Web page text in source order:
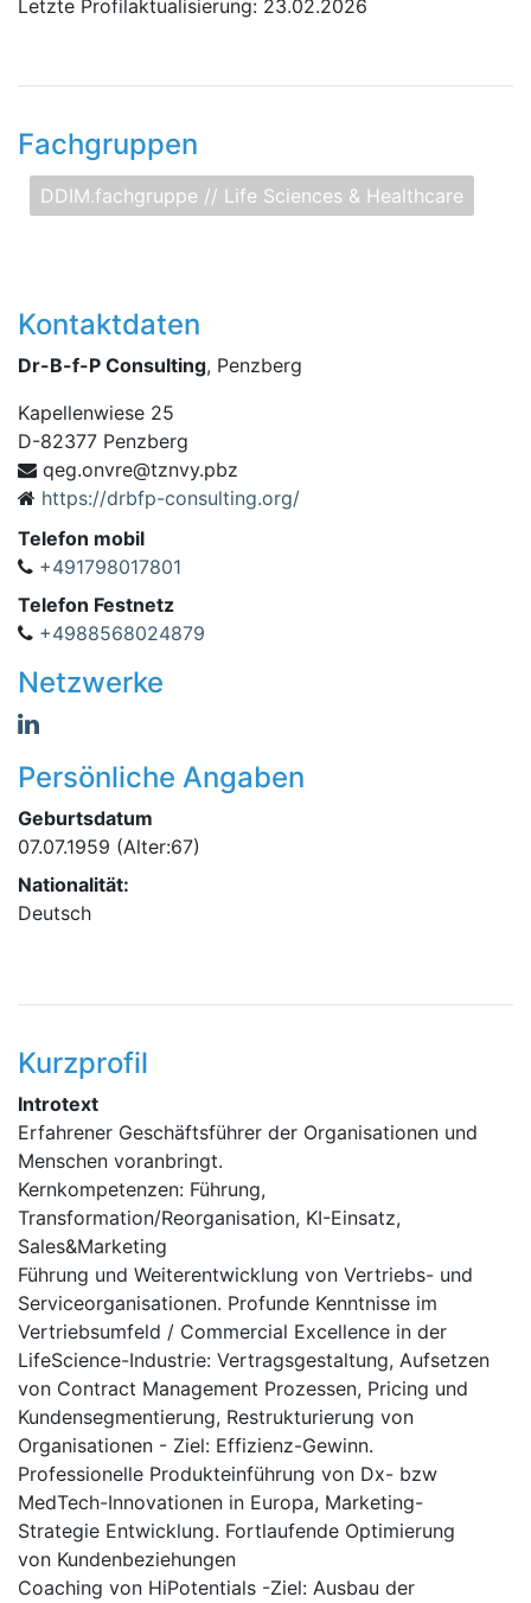
Letzte Profilaktualisierung: 23.02.2026
Fachgruppen
DDIM.fachgruppe // Life Sciences & Healthcare
Kontaktdaten
Dr-B-f-P Consulting, Penzberg
Kapellenwiese 25
D-82377 Penzberg
zbp.yvnzt@ervno.ge
q
https://drbfp-consulting.org/
Telefon mobil
+491798017801
Telefon Festnetz
+4988568024879
Netzwerke
Persönliche Angaben
Geburtsdatum
07.07.1959 (Alter:67)
Nationalität:
Deutsch
Kurzprofil
Introtext
Erfahrener Geschäftsführer der Organisationen und
Menschen voranbringt.
Kernkompetenzen: Führung,
Transformation/Reorganisation, KI-Einsatz,
Sales&Marketing
Führung und Weiterentwicklung von Vertriebs- und
Serviceorganisationen. Profunde Kenntnisse im
Vertriebsumfeld / Commercial Excellence in der
LifeScience-Industrie: Vertragsgestaltung, Aufsetzen
von Contract Management Prozessen, Pricing und
Kundensegmentierung, Restrukturierung von
Organisationen - Ziel: Effizienz-Gewinn.
Professionelle Produkteinführung von Dx- bzw
MedTech-Innovationen in Europa, Marketing-
Strategie Entwicklung. Fortlaufende Optimierung
von Kundenbeziehungen
Coaching von HiPotentials -Ziel: Ausbau der